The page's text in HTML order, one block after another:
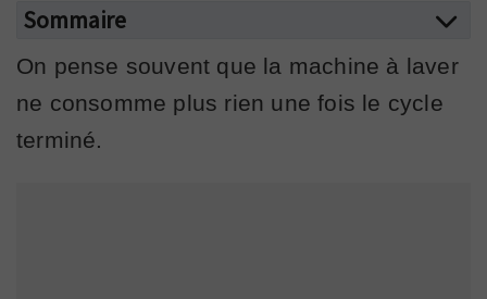
Sommaire
On pense souvent que la machine à laver
ne consomme plus rien une fois le cycle
terminé.